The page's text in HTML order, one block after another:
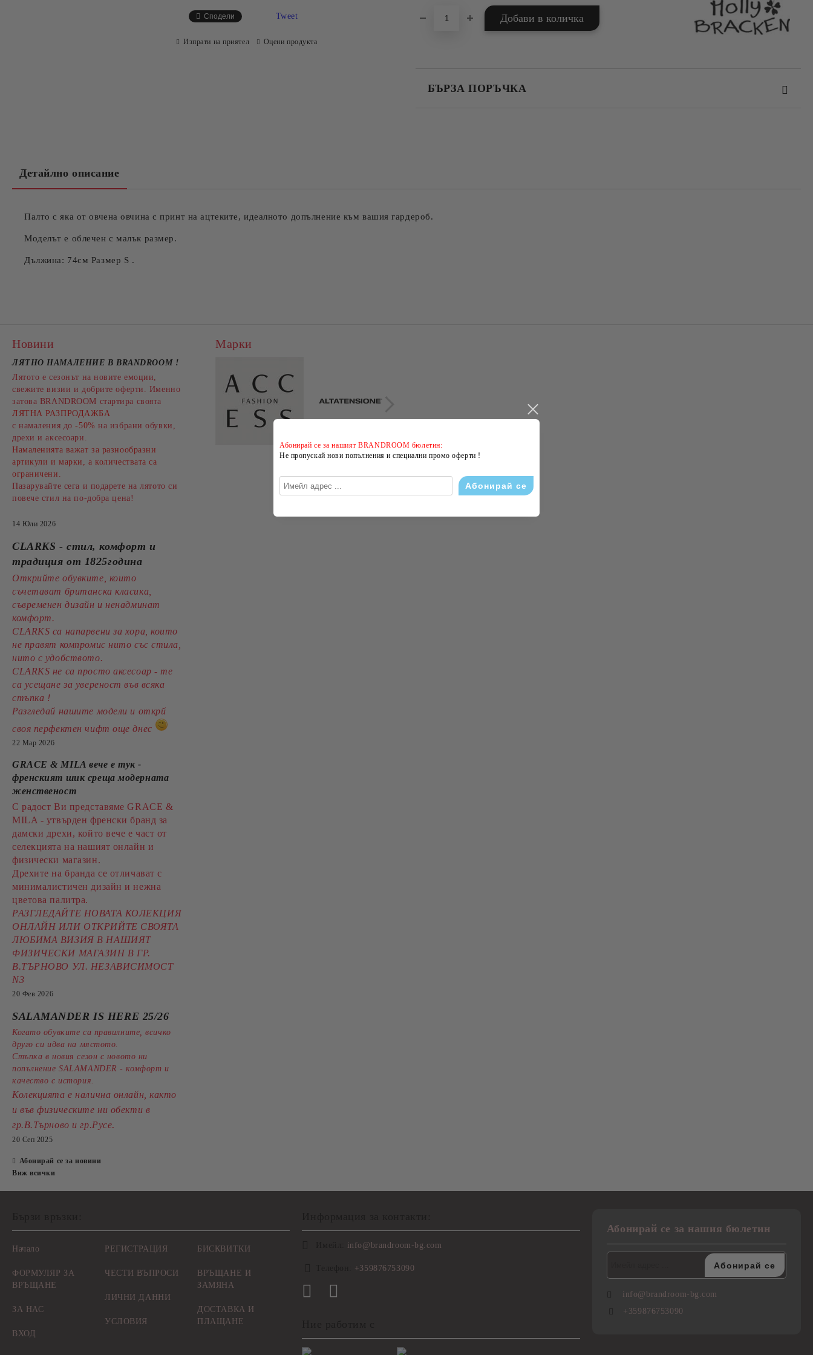
БЪРЗА ПОРЪЧКА
Сподели Tweet
Изпрати на приятел Оцени продукта
Детайлно описание
Палто с яка от овчена овчина с принт на ацтеките, идеалното допълнение към вашия гардероб.
Моделът е облечен с малък размер.
Дължина: 74см Размер S .
Новини
ЛЯТНО НАМАЛЕНИЕ В BRANDROOM !
Лятото е сезонът на новите емоции,
свежите визии и добрите оферти. Именно
затова BRANDROOM стартира своята
ЛЯТНА РАЗПРОДАЖБА
с намаления до -50% на избрани обувки,
дрехи и аксесоари.
Намаленията важат за разнообразни
артикули и марки, а количествата са
ограничени.
Пазарувайте сега и подарете на лятото си
повече стил на по-добра цена!
14 Юли 2026
CLARKS - стил, комфорт и
традиция от 1825година
Открийте обувките, които
съчетават британска класика,
съвременен дизайн и ненадминат
комфорт.
CLARKS са напарвени за хора, които
не правят компромис нито със стила,
нито с удобството.
CLARKS не са просто аксесоар - те
са усещане за увереност във всяка
стъпка !
Разгледай нашите модели и открй
своя перфектен чифт още днес
22 Мар 2026
GRACE & MILA вече е тук -
френският шик среща модерната
женственост
С радост Ви представяме GRACE &
MILA - утвърден френски бранд за
дамски дрехи, който вече е част от
селекцията на нашият онлайн и
физически магазин.
Дрехите на бранда се отличават с
минималистичен дизайн и нежна
цветова палитра.
РАЗГЛЕДАЙТЕ НОВАТА КОЛЕКЦИЯ
ОНЛАЙН ИЛИ ОТКРИЙТЕ СВОЯТА
ЛЮБИМА ВИЗИЯ В НАШИЯТ
ФИЗИЧЕСКИ МАГАЗИН В ГР.
В.ТЪРНОВО УЛ. НЕЗАВИСИМОСТ
N3
20 Фев 2026
SALAMANDER IS HERE 25/26
Когато обувките са правилните, всичко
друго си идва на мястото.
Стъпка в новия сезон с новото ни
попълнение SALAMANDER - комфорт и
качество с история.
Колекцията е налична онлайн, както
и във физическите ни обекти в
гр.В.Търново и гр.Русе.
20 Сеп 2025
Абонирай се за новини
Виж всички
Марки
Начало
ФОРМУЛЯР ЗА
ВРЪЩАНЕ
ЗА НАС
ВХОД
РЕГИСТРАЦИЯ
ЧЕСТИ ВЪПРОСИ
ЛИЧНИ ДАННИ
УСЛОВИЯ
БИСКВИТКИ
ВРЪЩАНЕ И
ЗАМЯНА
ДОСТАВКА И
ПЛАЩАНЕ
info@brandroom-bg.com
+359876753090
Абонирай се за нашия бюлетин
info@brandroom-bg.com
+359876753090
Абонирай се за нашият BRANDROOM бюлетин:
Не пропускай нови попълнения и специални промо оферти !